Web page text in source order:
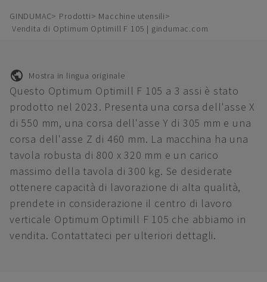
GINDUMAC Prodotti
Macchine utensili
Vendita di Optimum Optimill F 105 | gindumac.com
Mostra in lingua originale
Questo Optimum Optimill F 105 a 3 assi è stato
prodotto nel 2023. Presenta una corsa dell'asse X
di 550 mm, una corsa dell'asse Y di 305 mm e una
corsa dell'asse Z di 460 mm. La macchina ha una
tavola robusta di 800 x 320 mm e un carico
massimo della tavola di 300 kg. Se desiderate
ottenere capacità di lavorazione di alta qualità,
prendete in considerazione il centro di lavoro
verticale Optimum Optimill F 105 che abbiamo in
vendita. Contattateci per ulteriori dettagli.